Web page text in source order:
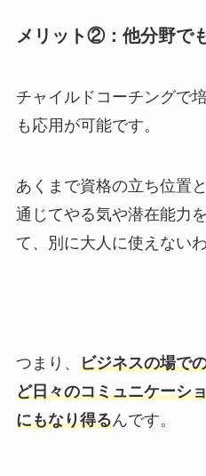
メリット②：他分野で
チャイルドコーチングで
も応用が可能です。
あくまで資格の立ち位置
通じてやる気や潜在能力
て、別に大人に使えない
つまり、 ビジネスの場で
ど日々のコミュニケーシ
にもなり得るんです。